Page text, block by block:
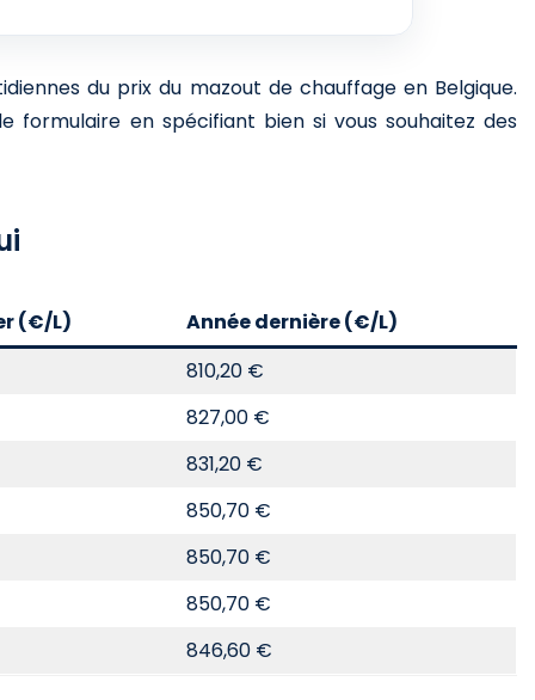
du prix du mazout de chauffage en Belgique.
en spécifiant bien si vous souhaitez des
(€/L)
Année dernière (€/L)
810,20 €
827,00 €
831,20 €
850,70 €
850,70 €
850,70 €
846,60 €